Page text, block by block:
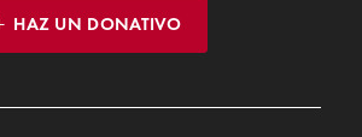
HAZ UN DONATIVO